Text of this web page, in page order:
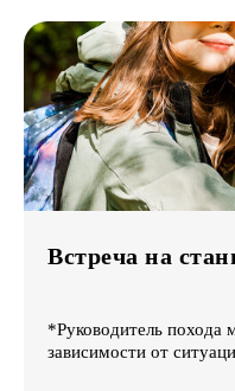
Встреча на
*Руководитель похода
зависимости от